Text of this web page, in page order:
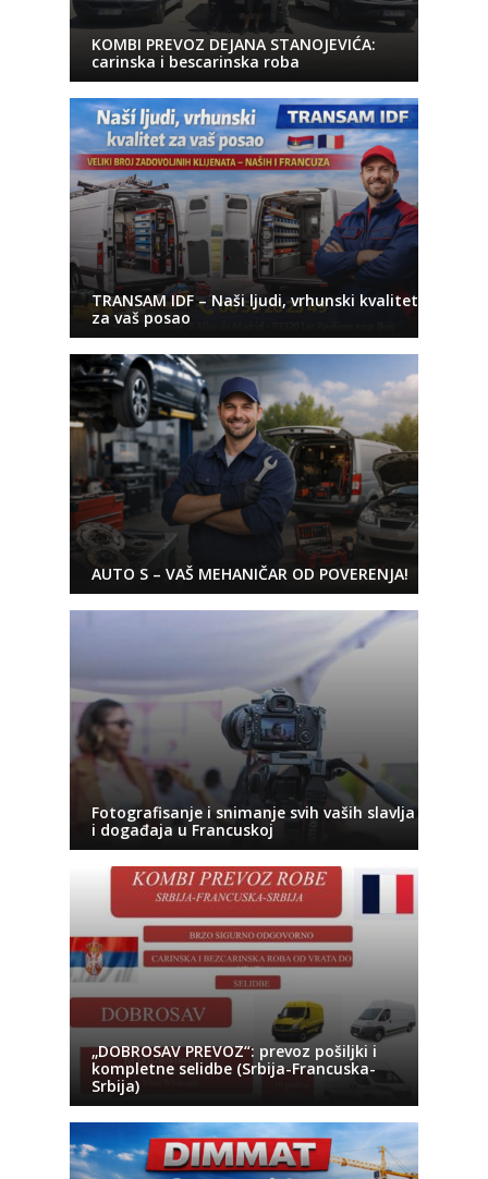
KOMBI PREVOZ DEJANA STANOJEVIĆA:
carinska i bescarinska roba
TRANSAM IDF – Naši ljudi, vrhunski kvalitet
za vaš posao
AUTO S – VAŠ MEHANIČAR OD POVERENJA!
Fotografisanje i snimanje svih vaših slavlja
i događaja u Francuskoj
„DOBROSAV PREVOZ“: prevoz pošiljki i
kompletne selidbe (Srbija-Francuska-
Srbija)